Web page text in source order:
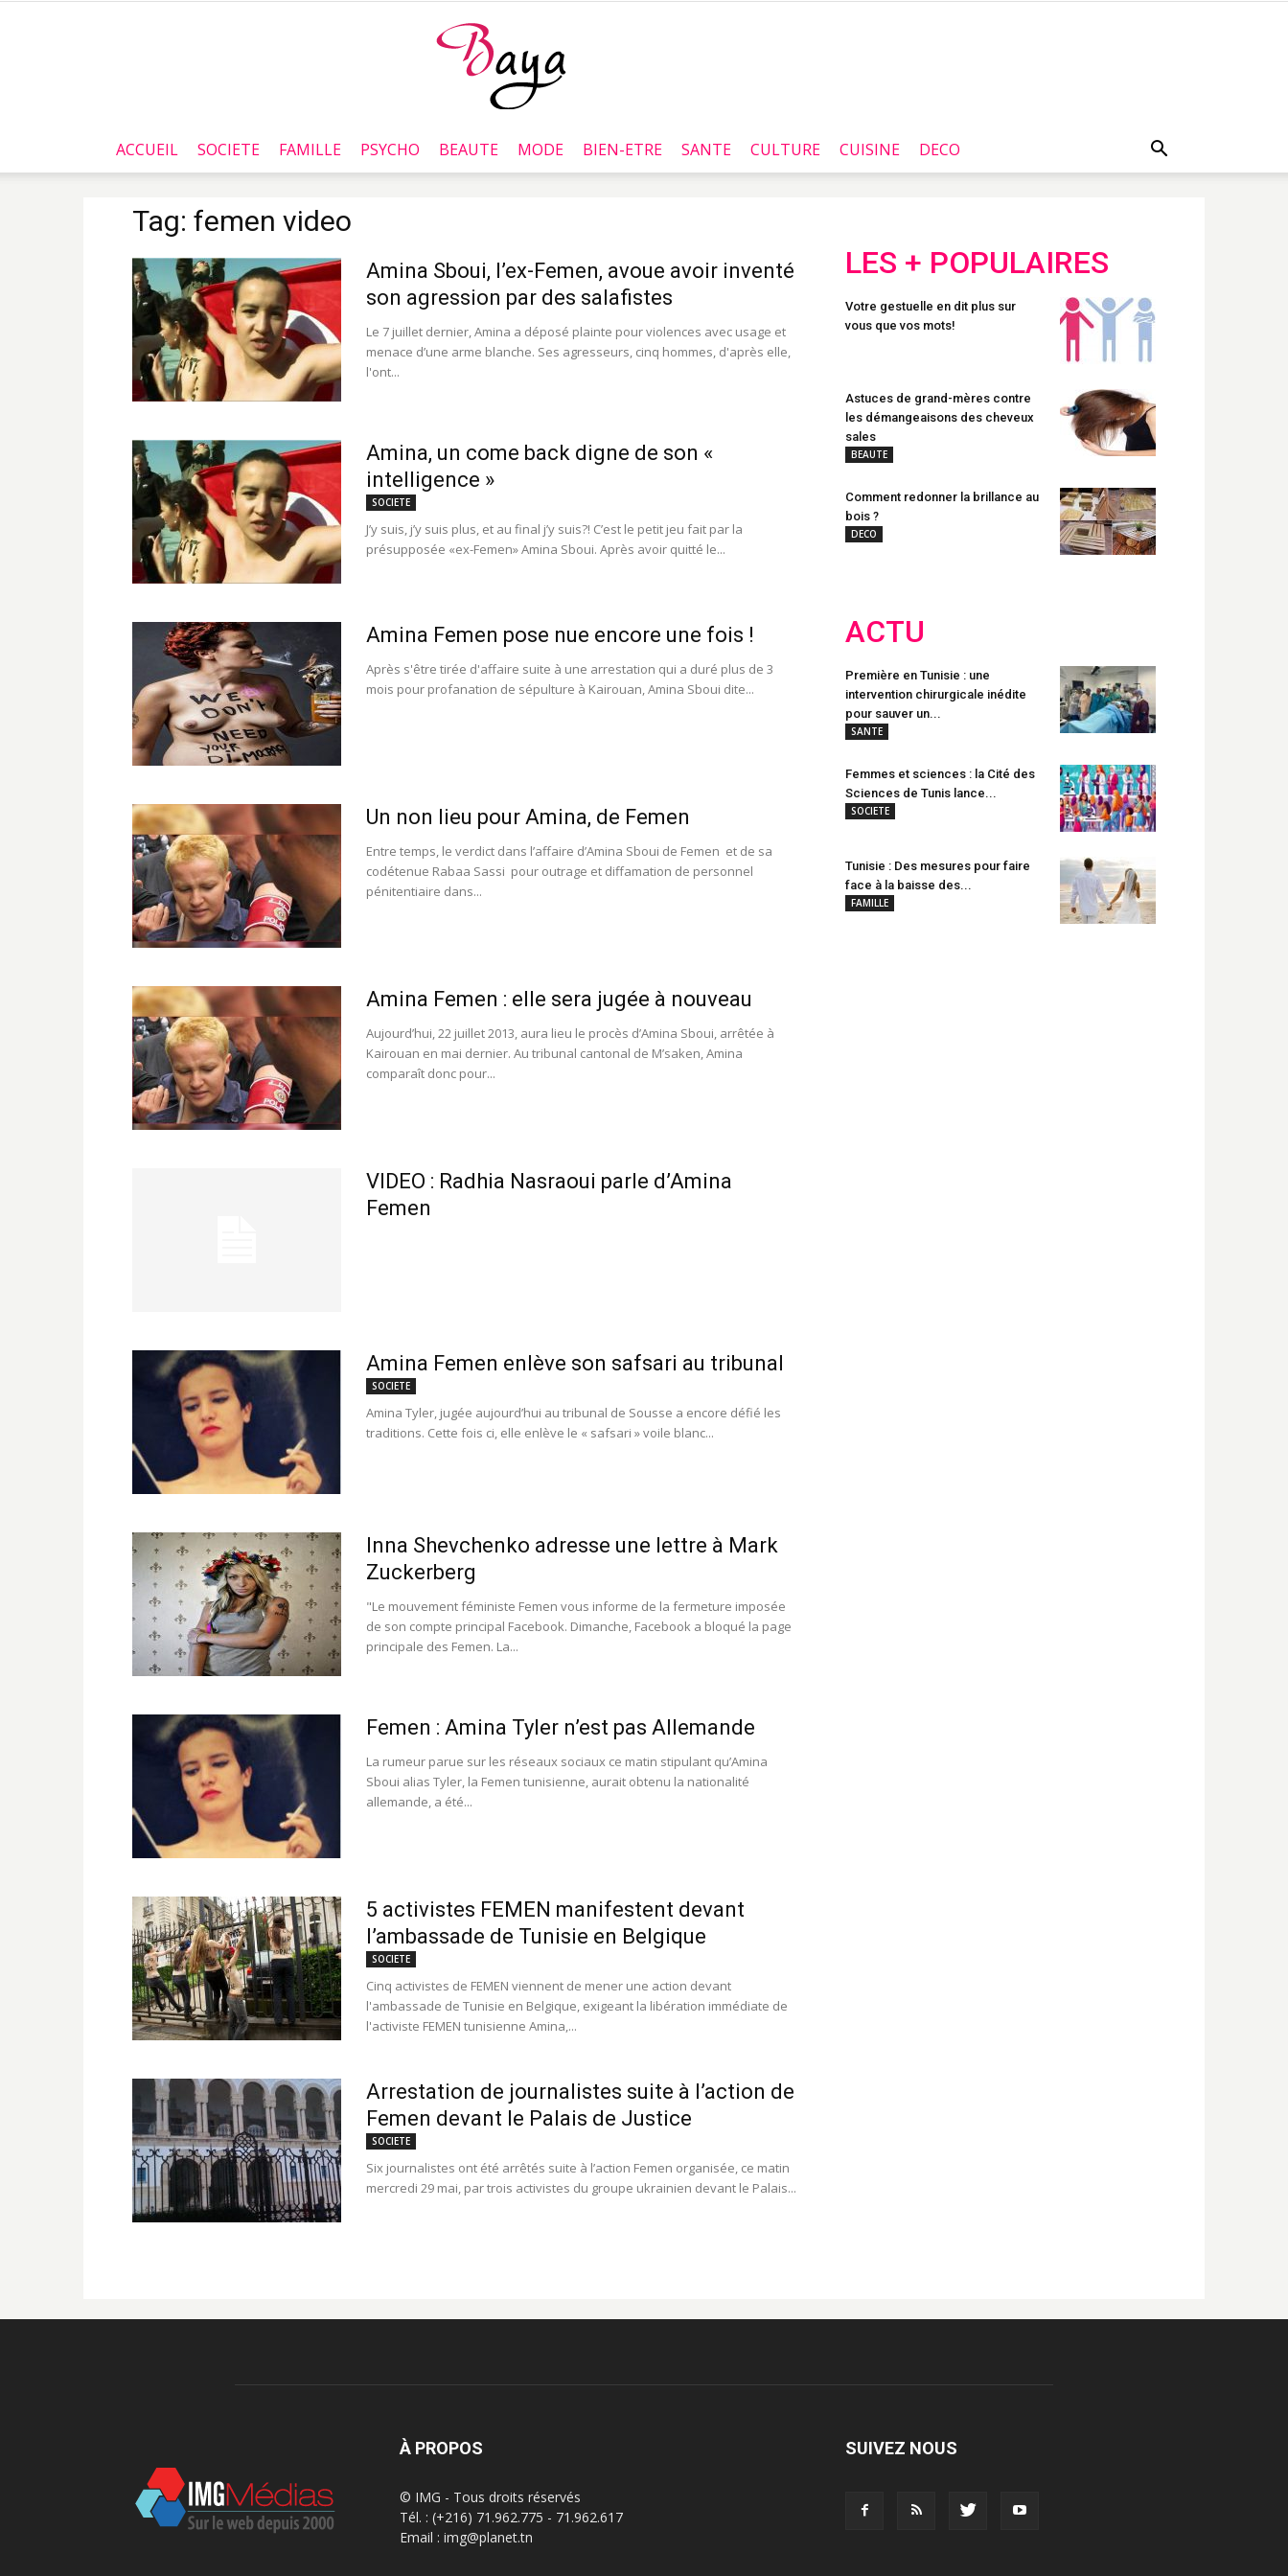
Baya.tn
ACCUEIL SOCIETE FAMILLE PSYCHO BEAUTE MODE BIEN-ETRE SANTE CULTURE CUISINE DECO
Tag: femen video
Amina Sboui, l’ex-Femen, avoue avoir inventé
son agression par des salafistes
Le 7 juillet dernier, Amina a déposé plainte pour violences avec usage et
menace d’une arme blanche. Ses agresseurs, cinq hommes, d'après elle,
l'ont...
Amina, un come back digne de son «
intelligence »
SOCIETE
J’y suis, j’y suis plus, et au final j’y suis?! C’est le petit jeu fait par la
présupposée «ex-Femen» Amina Sboui. Après avoir quitté le...
Amina Femen pose nue encore une fois !
Après s'être tirée d'affaire suite à une arrestation qui a duré plus de 3
mois pour profanation de sépulture à Kairouan, Amina Sboui dite...
Un non lieu pour Amina, de Femen
Entre temps, le verdict dans l’affaire d’Amina Sboui de Femen et de sa
codétenue Rabaa Sassi pour outrage et diffamation de personnel
pénitentiaire dans...
Amina Femen : elle sera jugée à nouveau
Aujourd’hui, 22 juillet 2013, aura lieu le procès d’Amina Sboui, arrêtée à
Kairouan en mai dernier. Au tribunal cantonal de M’saken, Amina
comparaît donc pour...
VIDEO : Radhia Nasraoui parle d’Amina
Femen
Amina Femen enlève son safsari au tribunal
SOCIETE
Amina Tyler, jugée aujourd’hui au tribunal de Sousse a encore défié les
traditions. Cette fois ci, elle enlève le « safsari » voile blanc...
Inna Shevchenko adresse une lettre à Mark
Zuckerberg
"Le mouvement féministe Femen vous informe de la fermeture imposée
de son compte principal Facebook. Dimanche, Facebook a bloqué la page
principale des Femen. La...
Femen : Amina Tyler n’est pas Allemande
La rumeur parue sur les réseaux sociaux ce matin stipulant qu’Amina
Sboui alias Tyler, la Femen tunisienne, aurait obtenu la nationalité
allemande, a été...
5 activistes FEMEN manifestent devant
l’ambassade de Tunisie en Belgique
SOCIETE
Cinq activistes de FEMEN viennent de mener une action devant
l'ambassade de Tunisie en Belgique, exigeant la libération immédiate de
l'activiste FEMEN tunisienne Amina,...
Arrestation de journalistes suite à l’action de
Femen devant le Palais de Justice
SOCIETE
Six journalistes ont été arrêtés suite à l’action Femen organisée, ce matin
mercredi 29 mai, par trois activistes du groupe ukrainien devant le Palais...
LES + POPULAIRES
Votre gestuelle en dit plus sur
vous que vos mots!
Astuces de grand-mères contre
les démangeaisons des cheveux
sales
BEAUTE
Comment redonner la brillance au
bois ?
DECO
ACTU
Première en Tunisie : une
intervention chirurgicale inédite
pour sauver un...
SANTE
Femmes et sciences : la Cité des
Sciences de Tunis lance...
SOCIETE
Tunisie : Des mesures pour faire
face à la baisse des...
FAMILLE
À PROPOS
© IMG - Tous droits réservés
Tél. : (+216) 71.962.775 - 71.962.617
Email : img@planet.tn
SUIVEZ NOUS